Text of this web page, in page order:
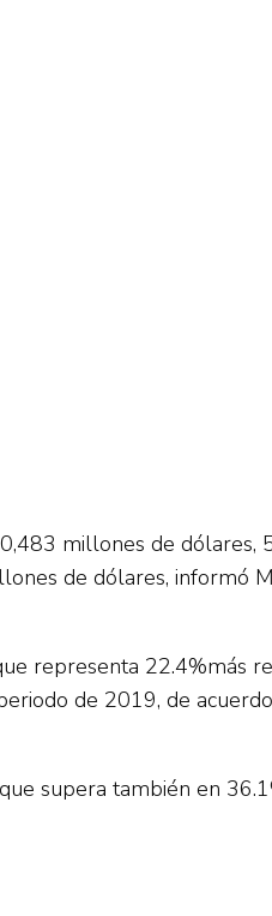
millones de dólares,
de dólares, informó
representa 22.4%más
de 2019, de
supera también en